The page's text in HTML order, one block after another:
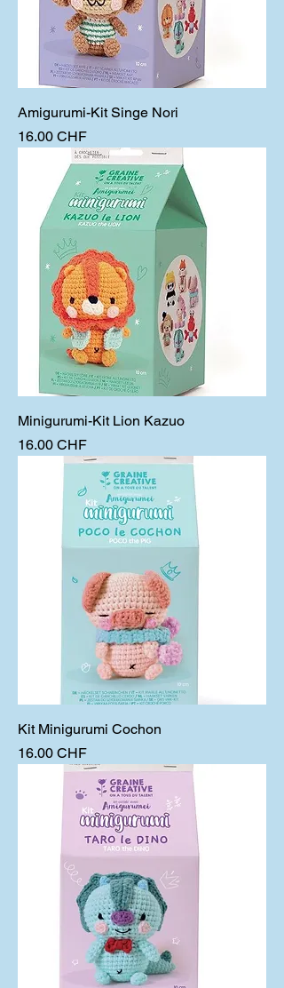
Amigurumi-Kit Singe Nori
Prix
16.00 CHF
Minigurumi-Kit Lion Kazuo
Prix
16.00 CHF
Kit Minigurumi Cochon
Prix
16.00 CHF